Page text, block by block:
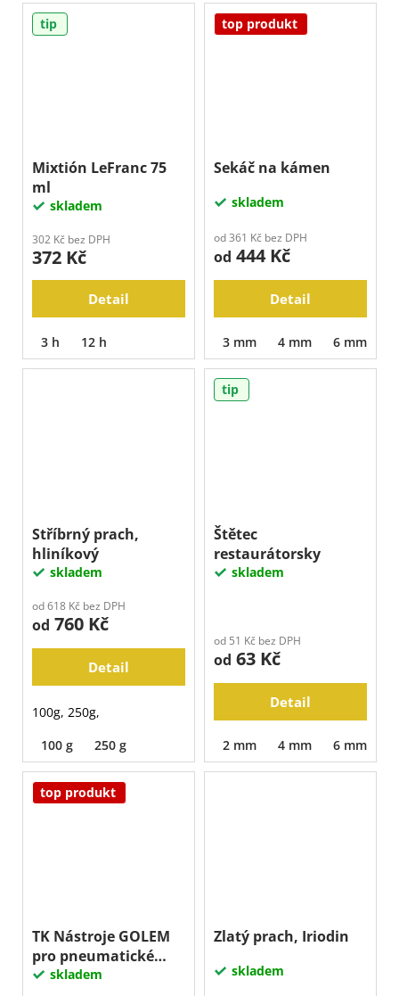
tip
Mixtión LeFranc 75
ml
skladem
302 Kč bez DPH
372 Kč
Detail
3 h 12 h
top produkt
Sekáč na kámen
skladem
od 361 Kč bez DPH
od 444 Kč
Detail
3 mm 4 mm 6 mm
Stříbrný prach,
hliníkový
skladem
od 618 Kč bez DPH
od 760 Kč
Detail
100g, 250g,
100 g
250 g
tip
Štětec
restaurátorsky
skladem
od 51 Kč bez DPH
od 63 Kč
Detail
2 mm 4 mm 6 mm
top produkt
TK Nástroje GOLEM
pro pneumatické
kladivo PSm - UNI
skladem
Zlatý prach, Iriodin
skladem